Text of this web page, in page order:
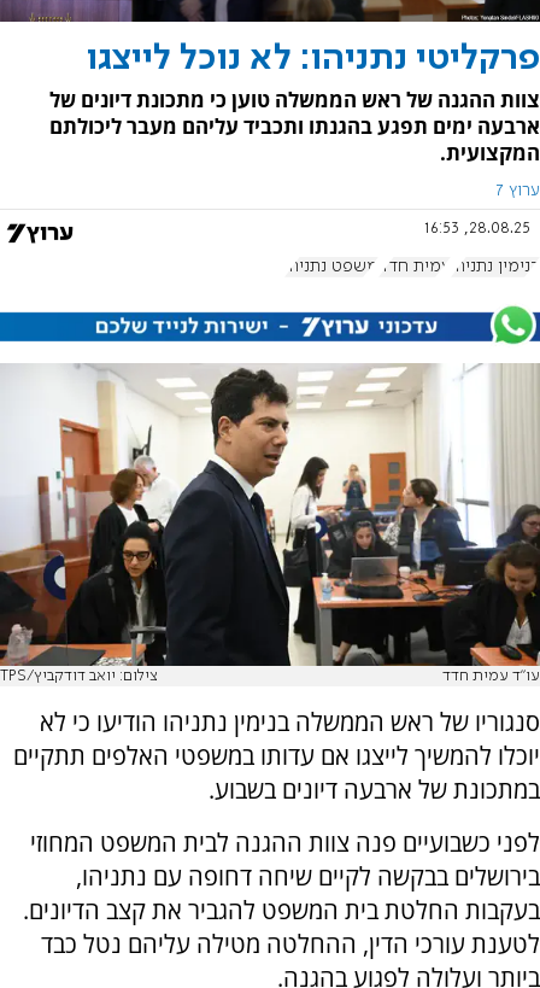
פרקליטי נתניהו: לא נוכל לייצגו
צוות ההגנה של ראש הממשלה טוען כי מתכונת דיונים של
ארבעה ימים תפגע בהגנתו ותכביד עליהם מעבר ליכולתם
המקצועית.
ערוץ 7
28.08.25, 16:53
בנימין נתניהו עמית חדד משפט נתניהו
עו"ד עמית חדד צילום: יואב דודקביץ/TPS
סנגוריו של ראש הממשלה בנימין נתניהו הודיעו כי לא
יוכלו להמשיך לייצגו אם עדותו במשפטי האלפים תתקיים
במתכונת של ארבעה דיונים בשבוע.
לפני כשבועיים פנה צוות ההגנה לבית המשפט המחוזי
בירושלים בבקשה לקיים שיחה דחופה עם נתניהו,
בעקבות החלטת בית המשפט להגביר את קצב הדיונים.
לטענת עורכי הדין, ההחלטה מטילה עליהם נטל כבד
ביותר ועלולה לפגוע בהגנה.